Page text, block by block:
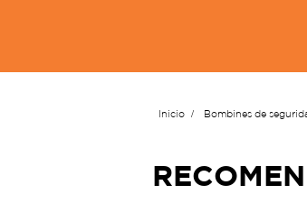
Inicio Bombines de